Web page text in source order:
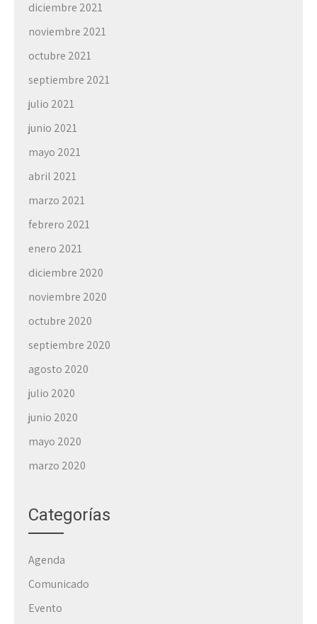
diciembre 2021
noviembre 2021
octubre 2021
septiembre 2021
julio 2021
junio 2021
mayo 2021
abril 2021
marzo 2021
febrero 2021
enero 2021
diciembre 2020
noviembre 2020
octubre 2020
septiembre 2020
agosto 2020
julio 2020
junio 2020
mayo 2020
marzo 2020
Categorías
Agenda
Comunicado
Evento